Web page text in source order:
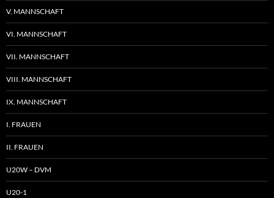
V. MANNSCHAFT
VI. MANNSCHAFT
VII. MANNSCHAFT
VIII. MANNSCHAFT
IX. MANNSCHAFT
I. FRAUEN
II. FRAUEN
U20W – DVM
U20-1